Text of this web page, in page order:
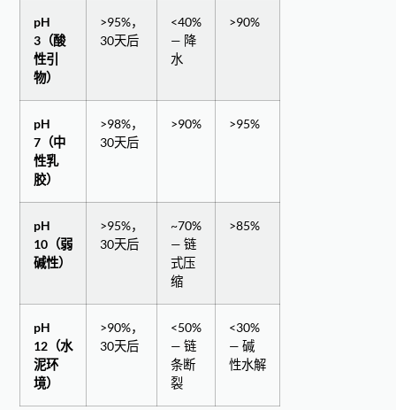
pH
3（酸
性引
物）
>95%，
30天后
<40%
— 降
水
>90%
pH
7（中
性乳
胶）
>98%，
30天后
>90% >95%
pH
10（弱
碱性）
>95%，
30天后
~70%
— 链
式压
缩
>85%
pH
12（水
泥环
境）
>90%，
30天后
<50%
— 链
条断
裂
<30%
— 碱
性水解